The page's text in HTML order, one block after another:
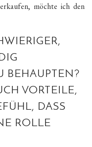
möchte ich den
BEHAUPTEN?
VORTEILE,
DASS
ROLLE